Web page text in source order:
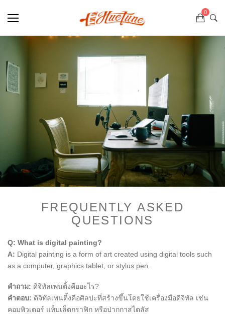
0
FREQUENTLY ASKED
QUESTIONS
Q: What is digital painting?
A: Digital painting is a form of art created using digital tools such
as a computer, graphics tablet, or stylus pen.
คำถาม: ดิจิทัลเพนติ้งคืออะไร?
คำตอบ: ดิจิทัลเพนติ้งคือศิลปะที่สร้างขึ้นโดยใช้เครื่องมือดิจิทัล เช่น
คอมพิวเตอร์ แท็บเล็ตกราฟิก หรือปากกาสไตลัส